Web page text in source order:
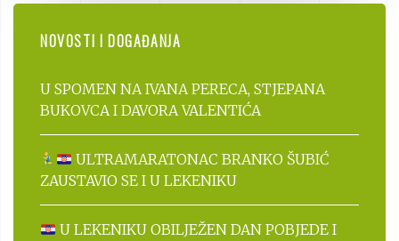
NOVOSTI I DOGAĐANJA
U SPOMEN NA IVANA PERECA, STJEPANA
BUKOVCA I DAVORA VALENTIĆA
ULTRAMARATONAC BRANKO ŠUBIĆ
ZAUSTAVIO SE I U LEKENIKU
U LEKENIKU OBILJEŽEN DAN POBJEDE I